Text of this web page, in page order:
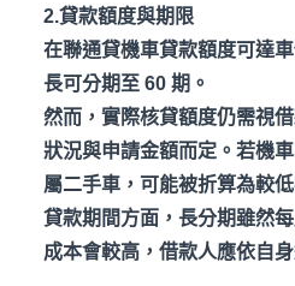
2.貸款額度與期限
在聯通貸機車貸款額度可達
長可分期至 60 期。
然而，實際核貸額度仍需視
狀況與申請金額而定。若機
屬二手車，可能被折算為較低
貸款期間方面，長分期雖然
成本會較高，借款人應依自